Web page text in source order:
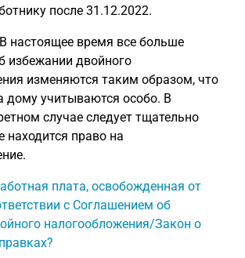
после 31.12.2022.
В настоящее время все больше
избежании двойного
изменяются таким образом, что
дому учитываются особо. В
случае следует тщательно
находится право на
плата, освобожденная от
с Соглашением об
налогообложения/Закон о